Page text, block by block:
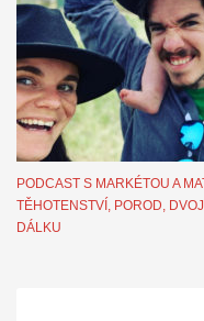
PODCAST S MARKÉTOU A
TĚHOTENSTVÍ, POROD,
DÁLKU